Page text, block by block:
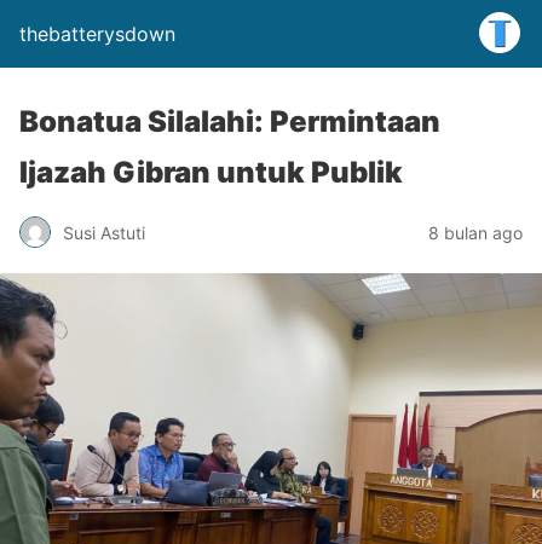
thebatterysdown
Bonatua Silalahi: Permintaan
Ijazah Gibran untuk Publik
Susi Astuti 8 bulan ago